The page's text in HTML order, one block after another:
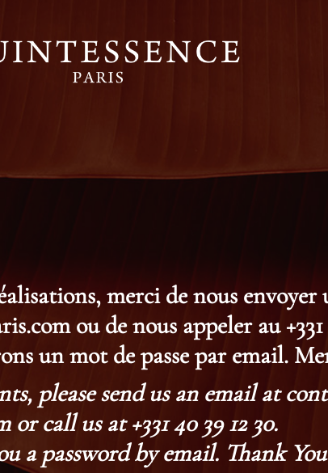
merci de nous envoyer
ou de nous appeler au +331
un mot de passe par email.
please send us an email at
or call us at +331 40 39 12 30.
a password by email. Thank